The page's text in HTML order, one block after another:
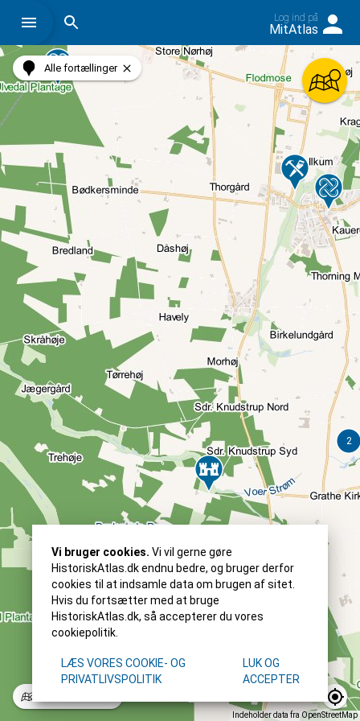
Søg på historiskatlas.dk Log ind på
MitAtlas
Alle fortællinger
Indeholder data fra OpenStreetMap
Vi bruger cookies. Vi vil gerne gøre
HistoriskAtlas.dk endnu bedre, og bruger derfor
cookies til at indsamle data om brugen af sitet.
Hvis du fortsætter med at bruge
HistoriskAtlas.dk, så accepterer du vores
cookiepolitik.
LÆS VORES COOKIE- OG
PRIVATLIVSPOLITIK
LUK OG
ACCEPTER